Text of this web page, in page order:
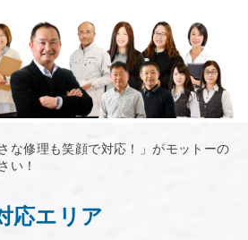
な修理も笑顔で対応！」がモットーの
い！
応エリア